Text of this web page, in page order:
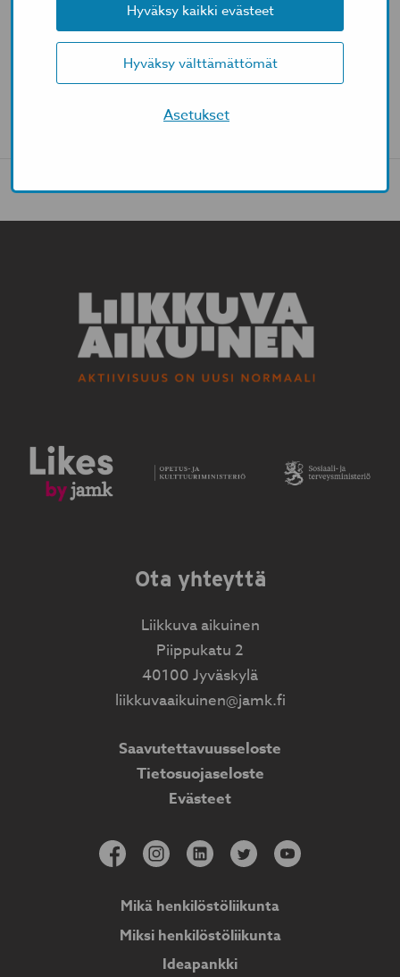
Hyväksy kaikki evästeet
Hyväksy välttämättömät
Asetukset
Oho! Tämä video ei näy, koska olet kieltänyt
Ota yhteyttä
Liikkuva aikuinen
Piippukatu 2
40100 Jyväskylä
liikkuvaaikuinen@jamk.fi
Saavutettavuusseloste
Tietosuojaseloste
Evästeet
Mikä henkilöstöliikunta
Miksi henkilöstöliikunta
Ideapankki